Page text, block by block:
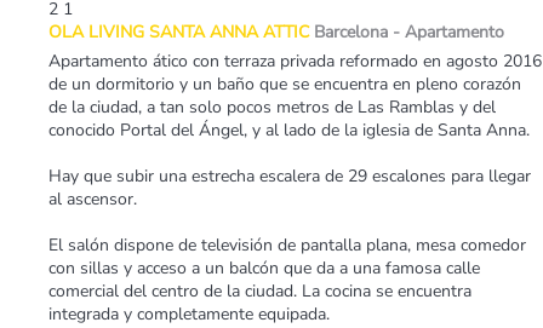
2 1
OLA LIVING SANTA ANNA ATTIC Barcelona - Apartamento
Apartamento ático con terraza privada reformado en agosto 2016
de un dormitorio y un baño que se encuentra en pleno corazón
de la ciudad, a tan solo pocos metros de Las Ramblas y del
conocido Portal del Ángel, y al lado de la iglesia de Santa Anna.
Hay que subir una estrecha escalera de 29 escalones para llegar
al ascensor.
El salón dispone de televisión de pantalla plana, mesa comedor
con sillas y acceso a un balcón que da a una famosa calle
comercial del centro de la ciudad. La cocina se encuentra
integrada y completamente equipada.